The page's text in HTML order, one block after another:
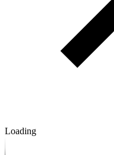
Loading